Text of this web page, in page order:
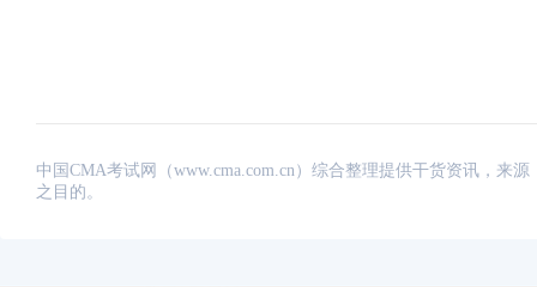
中国CMA考试网（www.cma.com.cn）综合整理提供干货资讯，来
之目的。